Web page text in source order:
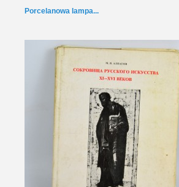
Porcelanowa lampa...